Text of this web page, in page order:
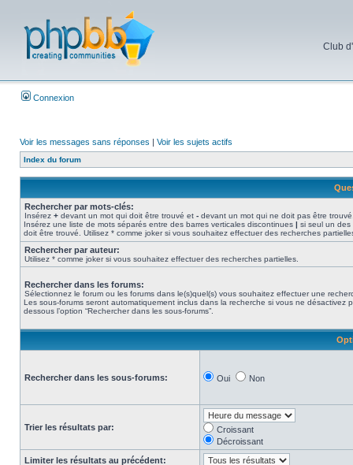
Club
Connexion
Voir les messages sans réponses | Voir les sujets actifs
Index du forum
Rechercher par mots-clés:
Insérez + devant un mot qui doit être trouvé et - devant un mot qui ne doit pas être
Insérez une liste de mots séparés entre des barres verticales discontinues | si seul un des
doit être trouvé. Utilisez * comme joker si vous souhaitez effectuer des recherches
Rechercher par auteur:
Utilisez * comme joker si vous souhaitez effectuer des recherches partielles.
Rechercher dans les forums:
Sélectionnez le forum ou les forums dans le(s)quel(s) vous souhaitez effectuer une
Les sous-forums seront automatiquement inclus dans la recherche si vous ne désactivez
dessous l’option “Rechercher dans les sous-forums”.
Rechercher dans les sous-forums: Oui Non
Trier les résultats par:
Croissant
Décroissant
Limiter les résultats au précédent: